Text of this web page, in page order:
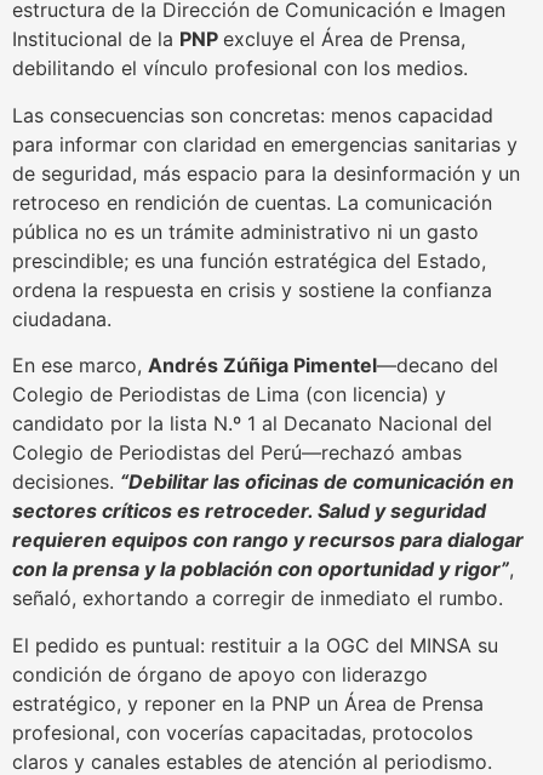
estructura de la Dirección de Comunicación e Imagen
Institucional de la PNP excluye el Área de Prensa,
debilitando el vínculo profesional con los medios.
Las consecuencias son concretas: menos capacidad
para informar con claridad en emergencias sanitarias y
de seguridad, más espacio para la desinformación y un
retroceso en rendición de cuentas. La comunicación
pública no es un trámite administrativo ni un gasto
prescindible; es una función estratégica del Estado,
ordena la respuesta en crisis y sostiene la confianza
ciudadana.
En ese marco, Andrés Zúñiga Pimentel—decano del
Colegio de Periodistas de Lima (con licencia) y
candidato por la lista N.º 1 al Decanato Nacional del
Colegio de Periodistas del Perú—rechazó ambas
decisiones. “Debilitar las oficinas de comunicación en
sectores críticos es retroceder. Salud y seguridad
requieren equipos con rango y recursos para dialogar
con la prensa y la población con oportunidad y rigor”,
señaló, exhortando a corregir de inmediato el rumbo.
El pedido es puntual: restituir a la OGC del MINSA su
condición de órgano de apoyo con liderazgo
estratégico, y reponer en la PNP un Área de Prensa
profesional, con vocerías capacitadas, protocolos
claros y canales estables de atención al periodismo.